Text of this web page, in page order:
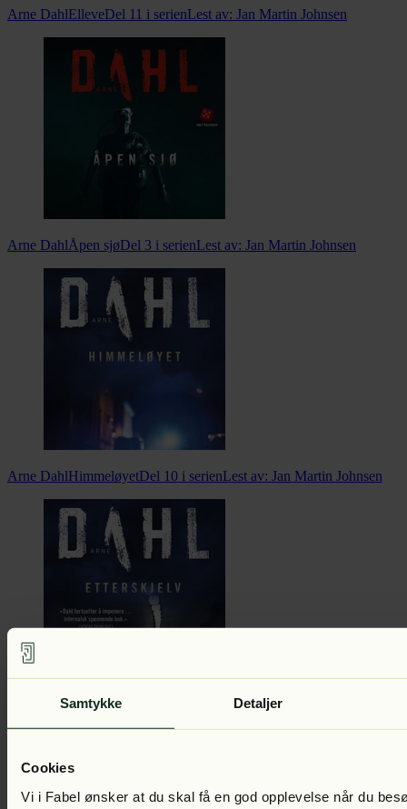
Samtykke Detaljer
Cookies
Vi i Fabel ønsker at du skal få en god opplevelse når du
Arne DahlElleveDel 11 i serienLest av: Jan Martin Johnsen
Arne DahlÅpen sjøDel 3 i serienLest av: Jan Martin Johnsen
Arne DahlHimmeløyetDel 10 i serienLest av: Jan Martin Johnsen
Arne DahlEtterskjelv Lest av:Jan Martin Johnsen